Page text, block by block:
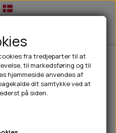
HUND
VANDSKÅLE
TERMOFLASKER
KAT
Dog Comets Invaders Grøn
fra tredjeparter til at
til markedsføring og til
hjemmeside anvendes af
dit samtykke ved at
på siden.